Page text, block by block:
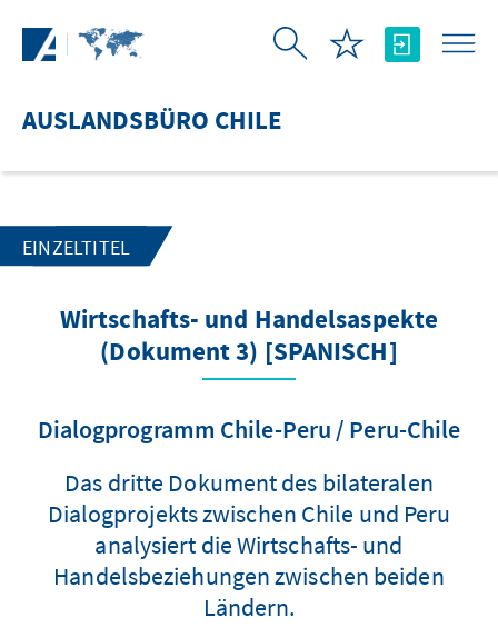
AUSLANDSBÜRO CHILE
EINZELTITEL
Wirtschafts- und Handelsaspekte
(Dokument 3) [SPANISCH]
Dialogprogramm Chile-Peru / Peru-Chile
Das dritte Dokument des bilateralen
Dialogprojekts zwischen Chile und Peru
analysiert die Wirtschafts- und
Handelsbeziehungen zwischen beiden
Ländern.